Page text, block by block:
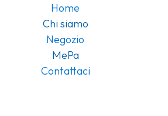
Home
Chi siamo
Negozio
MePa
Contattaci